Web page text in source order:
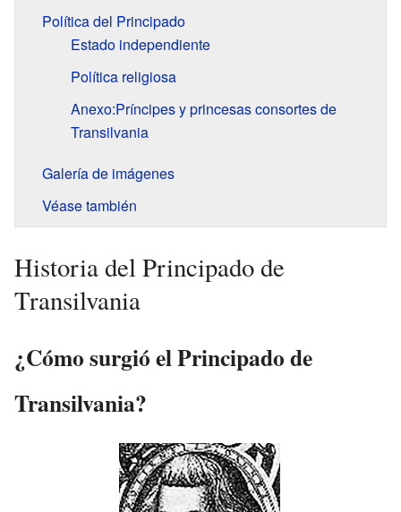
Política del Principado
Estado independiente
Política religiosa
Anexo:Príncipes y princesas consortes de
Transilvania
Galería de imágenes
Véase también
Historia del Principado de
Transilvania
¿Cómo surgió el Principado de
Transilvania?